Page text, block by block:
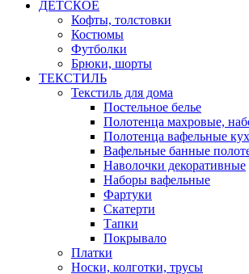
ДЕТСКОЕ
Кофты, толстовки
Костюмы
Футболки
Брюки, шорты
ТЕКСТИЛЬ
Текстиль для дома
Постельное белье
Полотенца махровые,
Полотенца вафельные
Вафельные банные
Наволочки декоративные
Наборы вафельные
Фартуки
Скатерти
Тапки
Покрывало
Платки
Носки, колготки, трусы